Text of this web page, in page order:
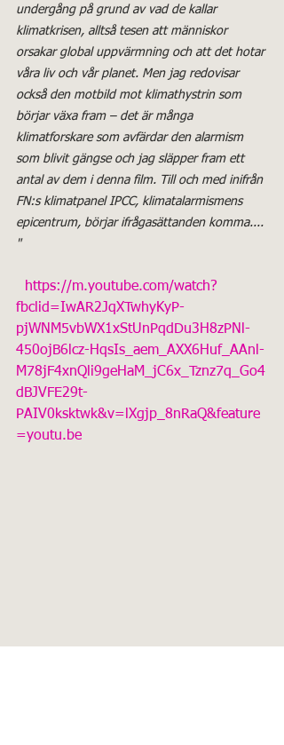
undergång på grund av vad de kallar
klimatkrisen, alltså tesen att människor
orsakar global uppvärmning och att det hotar
våra liv och vår planet. Men jag redovisar
också den motbild mot klimathystrin som
börjar växa fram – det är många
klimatforskare som avfärdar den alarmism
som blivit gängse och jag släpper fram ett
antal av dem i denna film. Till och med inifrån
FN:s klimatpanel IPCC, klimatalarmismens
epicentrum, börjar ifrågasättanden komma....
"
https://m.youtube.com/watch?
fbclid=IwAR2JqXTwhyKyP-
pjWNM5vbWX1xStUnPqdDu3H8zPNl-
450ojB6lcz-HqsIs_aem_AXX6Huf_AAnl-
M78jF4xnQli9geHaM_jC6x_Tznz7q_Go4
dBJVFE29t-
PAIV0ksktwk&v=lXgjp_8nRaQ&feature
=youtu.be